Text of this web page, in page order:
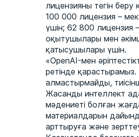
лицензияны тегін беру
100 000 лицензия –
үшін; 62 800 лицензия
оқытушылары мен
қатысушылары үшін.
«OpenAI-мен
ретінде
алмастырмайды,
Жасанды интеллект
мәдениеті болған
материалдарын
арттыруға және